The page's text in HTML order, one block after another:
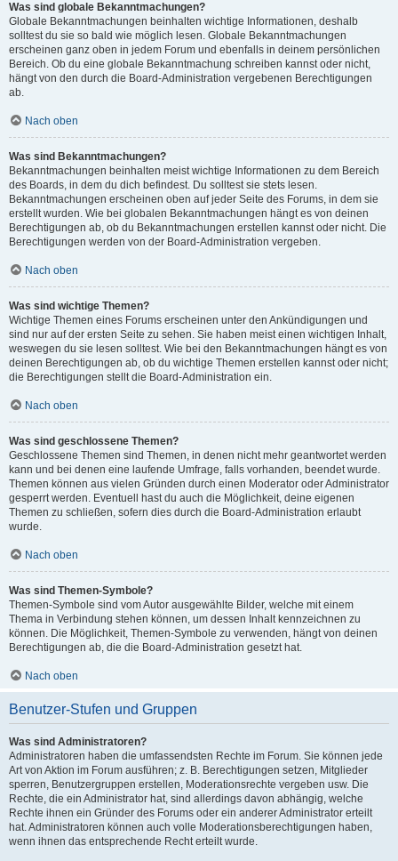
Was sind globale Bekanntmachungen?
Globale Bekanntmachungen beinhalten wichtige Informationen, deshalb
solltest du sie so bald wie möglich lesen. Globale Bekanntmachungen
erscheinen ganz oben in jedem Forum und ebenfalls in deinem persönlichen
Bereich. Ob du eine globale Bekanntmachung schreiben kannst oder nicht,
hängt von den durch die Board-Administration vergebenen Berechtigungen
ab.
Nach oben
Was sind Bekanntmachungen?
Bekanntmachungen beinhalten meist wichtige Informationen zu dem Bereich
des Boards, in dem du dich befindest. Du solltest sie stets lesen.
Bekanntmachungen erscheinen oben auf jeder Seite des Forums, in dem sie
erstellt wurden. Wie bei globalen Bekanntmachungen hängt es von deinen
Berechtigungen ab, ob du Bekanntmachungen erstellen kannst oder nicht. Die
Berechtigungen werden von der Board-Administration vergeben.
Nach oben
Was sind wichtige Themen?
Wichtige Themen eines Forums erscheinen unter den Ankündigungen und
sind nur auf der ersten Seite zu sehen. Sie haben meist einen wichtigen Inhalt,
weswegen du sie lesen solltest. Wie bei den Bekanntmachungen hängt es von
deinen Berechtigungen ab, ob du wichtige Themen erstellen kannst oder nicht;
die Berechtigungen stellt die Board-Administration ein.
Nach oben
Was sind geschlossene Themen?
Geschlossene Themen sind Themen, in denen nicht mehr geantwortet werden
kann und bei denen eine laufende Umfrage, falls vorhanden, beendet wurde.
Themen können aus vielen Gründen durch einen Moderator oder Administrator
gesperrt werden. Eventuell hast du auch die Möglichkeit, deine eigenen
Themen zu schließen, sofern dies durch die Board-Administration erlaubt
wurde.
Nach oben
Was sind Themen-Symbole?
Themen-Symbole sind vom Autor ausgewählte Bilder, welche mit einem
Thema in Verbindung stehen können, um dessen Inhalt kennzeichnen zu
können. Die Möglichkeit, Themen-Symbole zu verwenden, hängt von deinen
Berechtigungen ab, die die Board-Administration gesetzt hat.
Nach oben
Benutzer-Stufen und Gruppen
Was sind Administratoren?
Administratoren haben die umfassendsten Rechte im Forum. Sie können jede
Art von Aktion im Forum ausführen; z. B. Berechtigungen setzen, Mitglieder
sperren, Benutzergruppen erstellen, Moderationsrechte vergeben usw. Die
Rechte, die ein Administrator hat, sind allerdings davon abhängig, welche
Rechte ihnen ein Gründer des Forums oder ein anderer Administrator erteilt
hat. Administratoren können auch volle Moderationsberechtigungen haben,
wenn ihnen das entsprechende Recht erteilt wurde.